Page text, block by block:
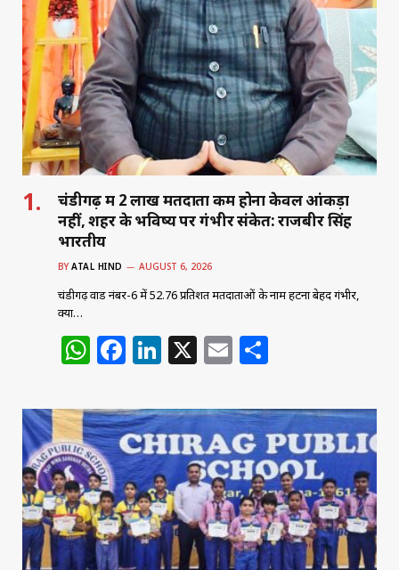
चंडीगढ़ में 2 लाख मतदाता कम होना केवल आंकड़ा
नहीं, शहर के भविष्य पर गंभीर संकेत: राजबीर सिंह
भारतीय
BY ATAL HIND AUGUST 6, 2026
चंडीगढ़ वार्ड नंबर-6 में 52.76 प्रतिशत मतदाताओं के नाम हटना बेहद गंभीर,
क्या…
W
at
s
A
p
p
F
c
e
b
o
o
k
Li
k
e
dI
n
X E
ai
l
ar
e